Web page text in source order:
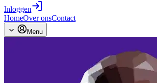
Inloggen
HomeOver onsContact
Menu